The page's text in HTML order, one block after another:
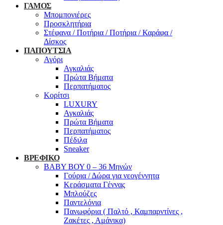
ΓΑΜΟΣ
Μπομπονιέρες
Προσκλητήρια
Στέφανα / Ποτήρια / Ποτήρια / Καράφα /
Δίσκος
ΠΑΠΟΥΤΣΙΑ
Αγόρι
Αγκαλιάς
Πρώτα Βήματα
Περπατήματος
Κορίτσι
LUXURY
Αγκαλιάς
Πρώτα Βήματα
Περπατήματος
Πέδιλα
Sneaker
ΒΡΕΦΙΚΟ
ΒΑΒΥ ΒΟΥ 0 – 36 Μηνών
Γούρια / Δώρα για νεογέννητα
Κεράσματα Γέννας
Μπλούζες
Παντελόνια
Πανωφόρια ( Παλτό , Καμπαρντίνες ,
Ζακέτες , Αμάνικα)